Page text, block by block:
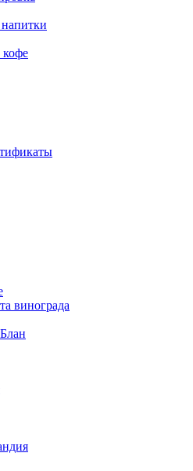
винограда